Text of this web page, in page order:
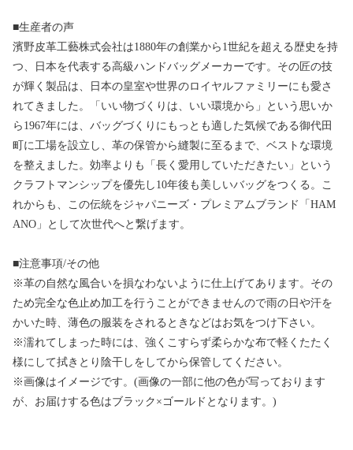
■生産者の声
濱野皮革工藝株式会社は1880年の創業から1世紀を超える歴史を持
つ、日本を代表する高級ハンドバッグメーカーです。その匠の技
が輝く製品は、日本の皇室や世界のロイヤルファミリーにも愛さ
れてきました。「いい物づくりは、いい環境から」という思いか
ら1967年には、バッグづくりにもっとも適した気候である御代田
町に工場を設立し、革の保管から縫製に至るまで、ベストな環境
を整えました。効率よりも「長く愛用していただきたい」という
クラフトマンシップを優先し10年後も美しいバッグをつくる。こ
れからも、この伝統をジャパニーズ・プレミアムブランド「HAM
ANO」として次世代へと繋げます。
■注意事項/その他
※革の自然な風合いを損なわないように仕上げてあります。その
ため完全な色止め加工を行うことができませんので雨の日や汗を
かいた時、薄色の服装をされるときなどはお気をつけ下さい。
※濡れてしまった時には、強くこすらず柔らかな布で軽くたたく
様にして拭きとり陰干しをしてから保管してください。
※画像はイメージです。(画像の一部に他の色が写っております
が、お届けする色はブラック×ゴールドとなります。)